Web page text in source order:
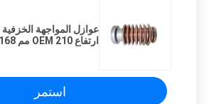
عوازل المواجهة
ارتفاع OEM 210 مم IEC 60168
استمر